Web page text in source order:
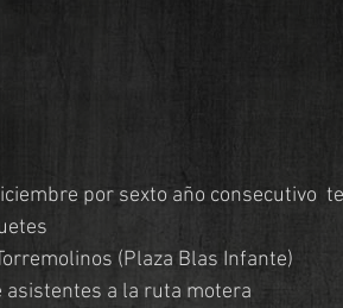
por sexto año consecutivo
(Plaza Blas Infante)
asistentes a la ruta motera